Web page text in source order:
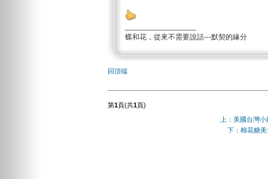
蝶和花，從來不需要說話---默契的緣分
回頂端
第1頁(共1頁)
上：美國台灣
下：棉花糖